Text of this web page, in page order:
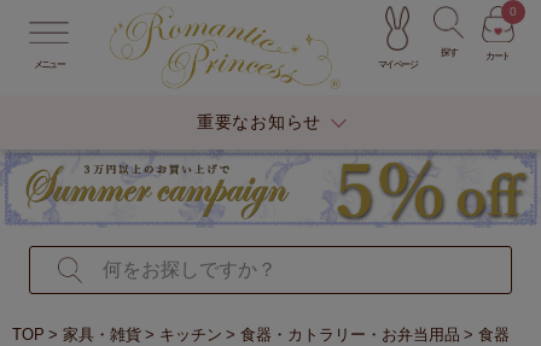
メニュー マイページ
探す カート
0
重要なお知らせ
TOP 家具・雑貨 キッチン 食器・カトラリー・お弁当用品
食器